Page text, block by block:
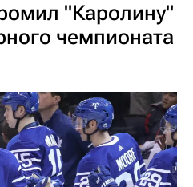
"Каролину"
чемпионата